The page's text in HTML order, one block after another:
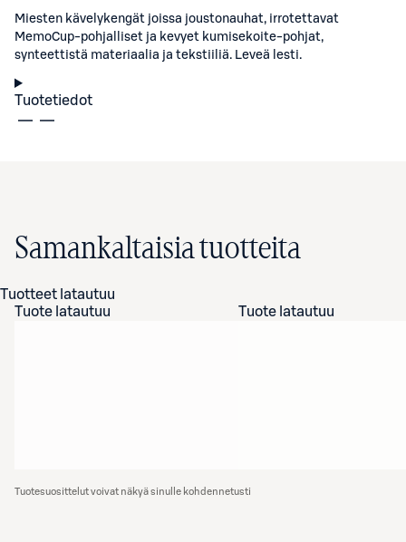
Miesten kävelykengät joissa joustonauhat, irrotettavat
MemoCup-pohjalliset ja kevyet kumisekoite-pohjat,
synteettistä materiaalia ja tekstiiliä. Leveä lesti.
Tuotetiedot
Samankaltaisia tuotteita
Tuotteet latautuu
Tuote latautuu
Tuote latautuu
Tuotesuosittelut voivat näkyä sinulle kohdennetusti